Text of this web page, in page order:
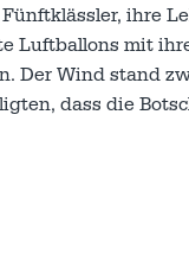
ihre
Luftballons mit
Der Wind stand
dass die